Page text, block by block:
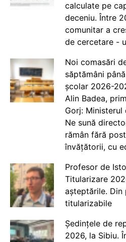
calculate pe
deceniu. Între
comunitar a
de cercetare -
Noi comasări
săptămâni
școlar 2026-
Alin Badea,
Gorj:
Ne sună
rămân fără
învățătorii, cu
Profesor de
Titularizare
așteptările. Din
titularizabile
Ședințele de
2026, la Sibiu.